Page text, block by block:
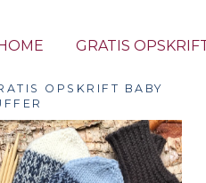
GRATIS
OPSKRIFT BABY